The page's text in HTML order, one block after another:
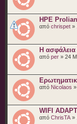
HPE
από chrispet »
Η
από per » 24
από Nicolaos
WIFI
από ChrisTA »